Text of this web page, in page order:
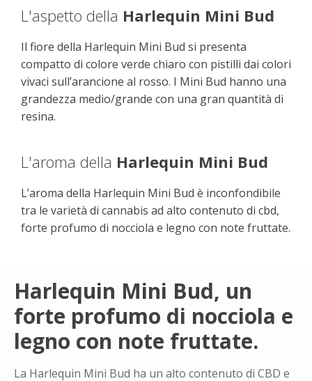
L'aspetto della Harlequin Mini Bud
Il fiore della Harlequin Mini Bud si presenta
compatto di colore verde chiaro con pistilli dai colori
vivaci sull’arancione al rosso. I Mini Bud hanno una
grandezza medio/grande con una gran quantità di
resina.
L'aroma della Harlequin Mini Bud
L’aroma della Harlequin Mini Bud è inconfondibile
tra le varietà di cannabis ad alto contenuto di cbd,
forte profumo di nocciola e legno con note fruttate.
Harlequin Mini Bud, un
forte profumo di nocciola e
legno con note fruttate.
La Harlequin Mini Bud ha un alto contenuto di CBD e